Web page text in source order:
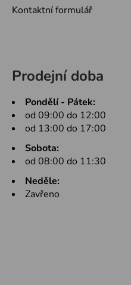
Kontaktní formulář
Prodejní doba
Pondělí - Pátek:
od 09:00 do 12:00
od 13:00 do 17:00
Sobota:
od 08:00 do 11:30
Neděle:
Zavřeno